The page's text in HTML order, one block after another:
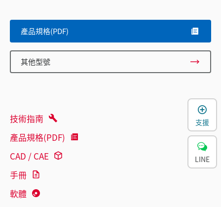
產品規格(PDF)
其他型號
技術指南
產品規格(PDF)
CAD / CAE
手冊
軟體
支援
LINE